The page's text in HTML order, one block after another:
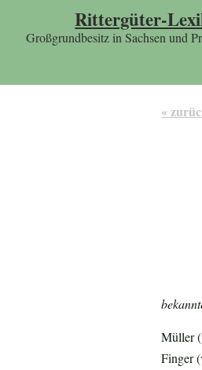
Rittergüter-
Großgrundbesitz in Sachsen und
«
Müller
Finger